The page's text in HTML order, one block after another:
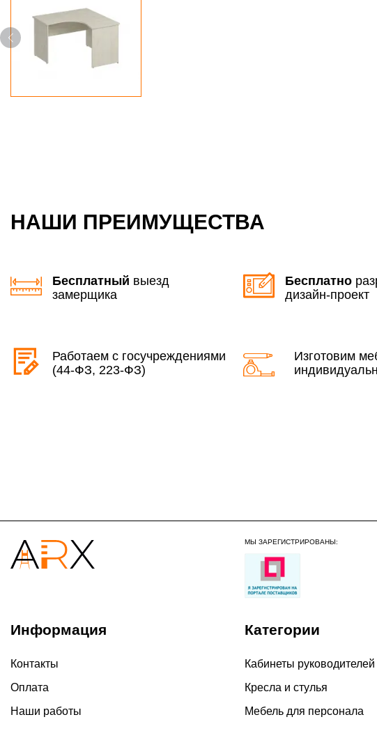
НАШИ ПРЕИМУЩЕСТВА
Бесплатный выезд
замерщика
Бесплатно
дизайн-проект
Работаем с госучреждениями
(44-ФЗ, 223-ФЗ)
Изготовим
МЫ ЗАРЕГИСТРИРОВАНЫ:
Информация
Контакты
Оплата
Наши работы
Категории
Кабинеты руководителей
Кресла и стулья
Мебель для персонала